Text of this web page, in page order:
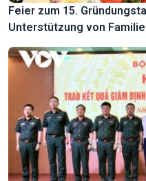
Feier zum 15.
Unterstützung von